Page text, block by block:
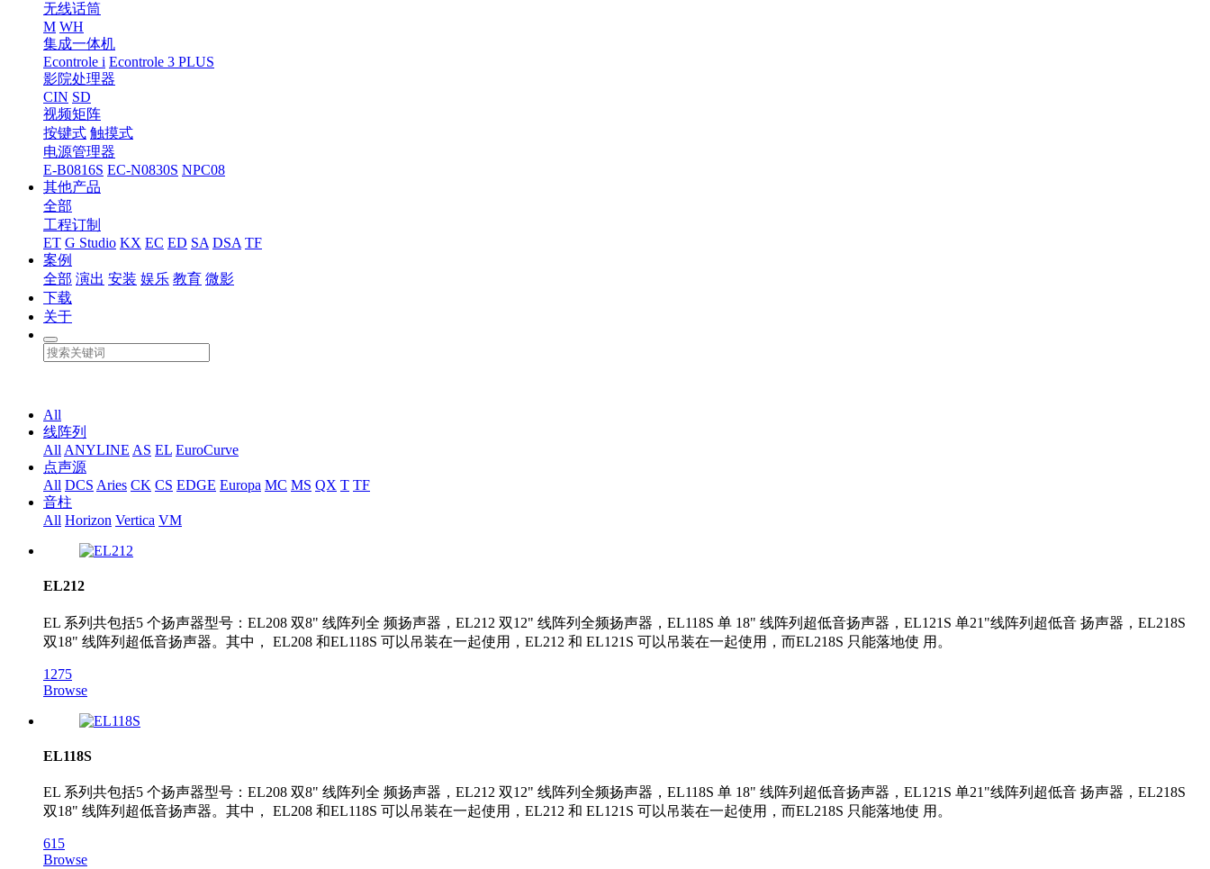
无线话筒
M WH
集成一体机
Econtrole i Econtrole 3 PLUS
影院处理器
CIN SD
视频矩阵
按键式 触摸式
电源管理器
E-B0816S EC-N0830S NPC08
其他产品
全部
工程订制
ET G Studio KX EC ED SA DSA TF
案例
全部 演出 安装 娱乐 教育 微影
下载
关于
All
线阵列
All ANYLINE AS EL EuroCurve
点声源
All DCS Aries CK CS EDGE Europa MC MS QX T TF
音柱
All Horizon Vertica VM
EL212
EL 系列共包括5 个扬声器型号：EL208 双8" 线阵列全 频扬声器，EL212 双12" 线阵列全频扬声器，EL118S 单 18" 线阵列超低音扬声器，EL121S 单21"线阵列超低音 扬声器，EL218S
双18" 线阵列超低音扬声器。其中， EL208 和EL118S 可以吊装在一起使用，EL212 和 EL121S 可以吊装在一起使用，而EL218S 只能落地使 用。
1275
Browse
EL118S
EL 系列共包括5 个扬声器型号：EL208 双8" 线阵列全 频扬声器，EL212 双12" 线阵列全频扬声器，EL118S 单 18" 线阵列超低音扬声器，EL121S 单21"线阵列超低音 扬声器，EL218S
双18" 线阵列超低音扬声器。其中， EL208 和EL118S 可以吊装在一起使用，EL212 和 EL121S 可以吊装在一起使用，而EL218S 只能落地使 用。
615
Browse